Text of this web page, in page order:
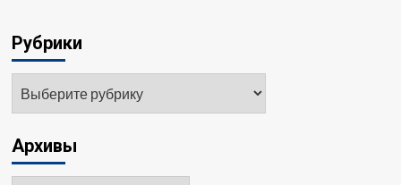
Рубрики
Архивы